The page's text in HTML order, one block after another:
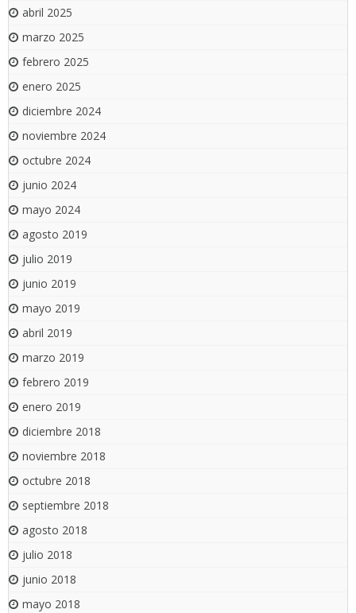
abril 2025
marzo 2025
febrero 2025
enero 2025
diciembre 2024
noviembre 2024
octubre 2024
junio 2024
mayo 2024
agosto 2019
julio 2019
junio 2019
mayo 2019
abril 2019
marzo 2019
febrero 2019
enero 2019
diciembre 2018
noviembre 2018
octubre 2018
septiembre 2018
agosto 2018
julio 2018
junio 2018
mayo 2018